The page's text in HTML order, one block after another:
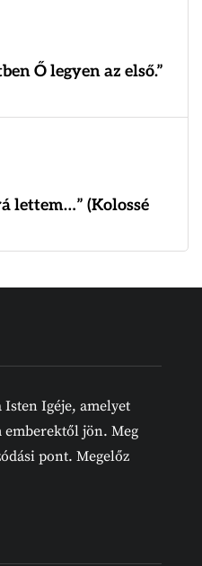
Ő legyen az első.”
lettem…” (Kolossé
Igéje, amelyet
emberektől jön. Meg
pont. Megelőz